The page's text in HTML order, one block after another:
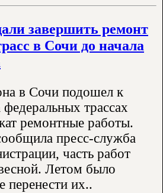
завершить ремонт
в Сочи до начала
в Сочи подошел к
трассах
ремонтные работы.
пресс-служба
часть работ
Летом было
перенести их..